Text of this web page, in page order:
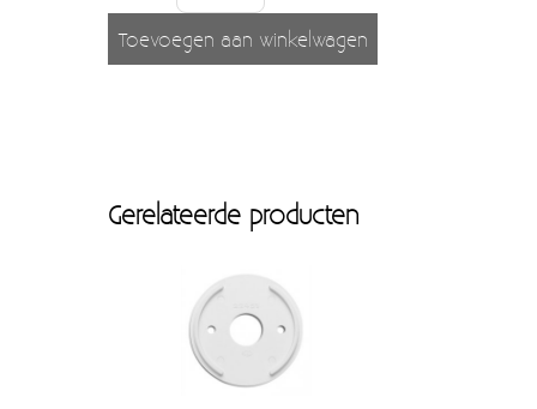
Gerelateerde producten